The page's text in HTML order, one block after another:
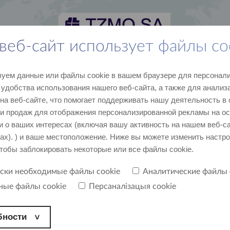
сайт использует файлы
данные или файлы cookie в вашем браузере для
использования нашего веб-сайта, а также для
веб-сайте, что помогает поддерживать нашу деятельность в
и продаж для отображения персонализированной рекламы на
о ваших интересах (включая вашу активность на нашем веб-
) и ваше местоположение. Ниже вы можете изменить
заблокировать некоторые или все файлы cookie.
необходимые файлы cookie
Аналитические файлы
файлы cookie
Персаналізацыя cookie
последние данные и события присоединяйтесь к нам напишите, позвоните